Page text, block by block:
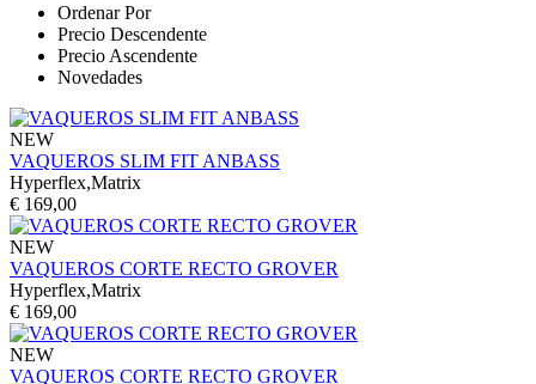
Ordenar Por
Precio Descendente
Precio Ascendente
Novedades
NEW
VAQUEROS SLIM FIT ANBASS
Hyperflex,Matrix
€ 169,00
NEW
VAQUEROS CORTE RECTO GROVER
Hyperflex,Matrix
€ 169,00
NEW
VAQUEROS CORTE RECTO GROVER